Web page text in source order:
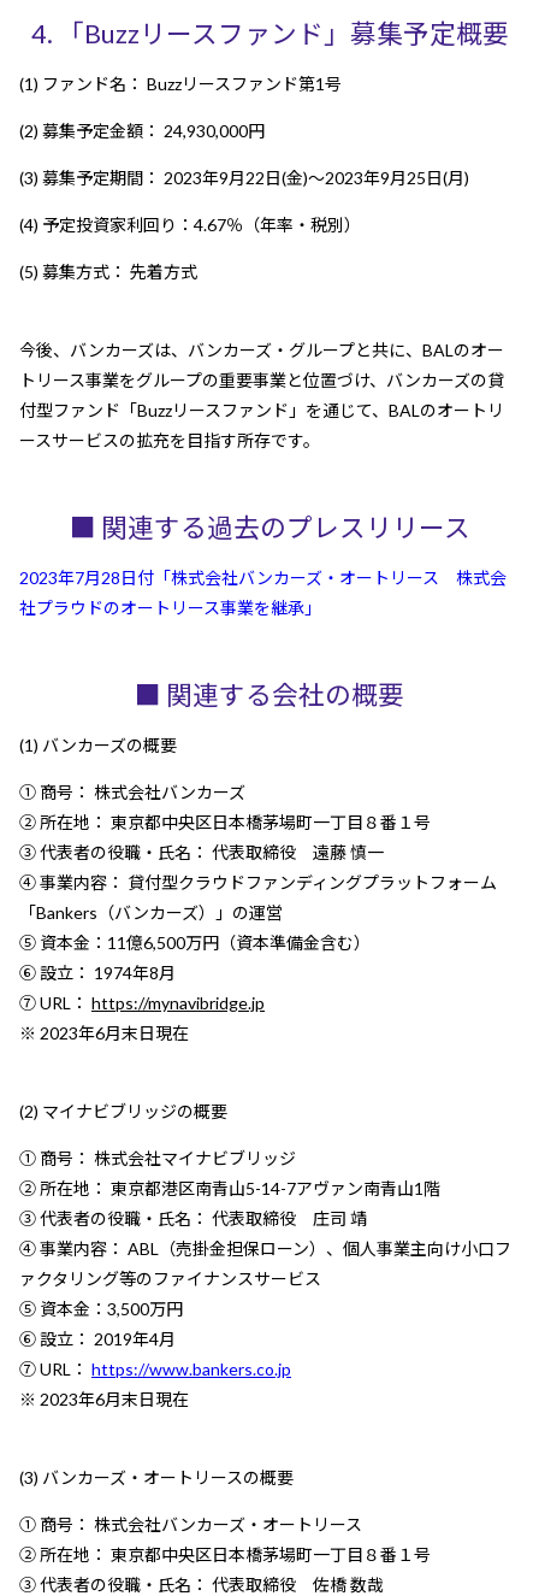
4. 「Buzzリースファンド」募集予定概要
(1) ファンド名： Buzzリースファンド第1号
(2) 募集予定金額： 24,930,000円
(3) 募集予定期間： 2023年9月22日(金)〜2023年9月25日(月)
(4) 予定投資家利回り：4.67％（年率・税別）
(5) 募集方式： 先着方式
今後、バンカーズは、バンカーズ・グループと共に、BALのオー
トリース事業をグループの重要事業と位置づけ、バンカーズの貸
付型ファンド「Buzzリースファンド」を通じて、BALのオートリ
ースサービスの拡充を目指す所存です。
■ 関連する過去のプレスリリース
2023年7月28日付「株式会社バンカーズ・オートリース 株式会
社プラウドのオートリース事業を継承」
■ 関連する会社の概要
(1) バンカーズの概要
① 商号： 株式会社バンカーズ
② 所在地： 東京都中央区日本橋茅場町一丁目８番１号
③ 代表者の役職・氏名： 代表取締役 遠藤 慎一
④ 事業内容： 貸付型クラウドファンディングプラットフォーム
「Bankers（バンカーズ）」の運営
⑤ 資本金：11億6,500万円（資本準備金含む）
⑥ 設立： 1974年8月
⑦ URL： https://mynavibridge.jp
※ 2023年6月末日現在
(2) マイナビブリッジの概要
① 商号： 株式会社マイナビブリッジ
② 所在地： 東京都港区南青山5-14-7アヴァン南青山1階
③ 代表者の役職・氏名： 代表取締役 庄司 靖
④ 事業内容： ABL（売掛金担保ローン）、個人事業主向け小口フ
ァクタリング等のファイナンスサービス
⑤ 資本金：3,500万円
⑥ 設立： 2019年4月
⑦ URL： https://www.bankers.co.jp
※ 2023年6月末日現在
(3) バンカーズ・オートリースの概要
① 商号： 株式会社バンカーズ・オートリース
② 所在地： 東京都中央区日本橋茅場町一丁目８番１号
③ 代表者の役職・氏名： 代表取締役 佐橋 数哉